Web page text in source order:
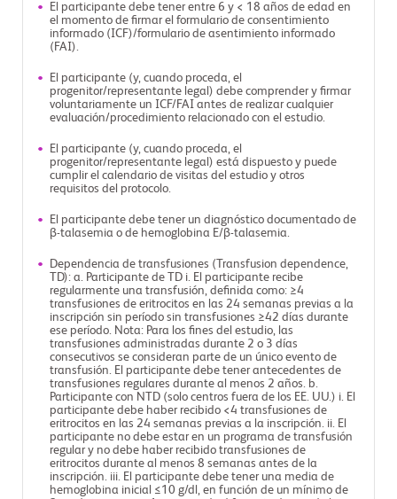
El participante debe tener entre 6 y < 18 años de edad en
el momento de firmar el formulario de consentimiento
informado (ICF)/formulario de asentimiento informado
(FAI).
El participante (y, cuando proceda, el
progenitor/representante legal) debe comprender y firmar
voluntariamente un ICF/FAI antes de realizar cualquier
evaluación/procedimiento relacionado con el estudio.
El participante (y, cuando proceda, el
progenitor/representante legal) está dispuesto y puede
cumplir el calendario de visitas del estudio y otros
requisitos del protocolo.
El participante debe tener un diagnóstico documentado de
β-talasemia o de hemoglobina E/β-talasemia.
Dependencia de transfusiones (Transfusion dependence,
TD): a. Participante de TD i. El participante recibe
regularmente una transfusión, definida como: ≥4
transfusiones de eritrocitos en las 24 semanas previas a la
inscripción sin período sin transfusiones ≥42 días durante
ese período. Nota: Para los fines del estudio, las
transfusiones administradas durante 2 o 3 días
consecutivos se consideran parte de un único evento de
transfusión. El participante debe tener antecedentes de
transfusiones regulares durante al menos 2 años. b.
Participante con NTD (solo centros fuera de los EE. UU.) i. El
participante debe haber recibido <4 transfusiones de
eritrocitos en las 24 semanas previas a la inscripción. ii. El
participante no debe estar en un programa de transfusión
regular y no debe haber recibido transfusiones de
eritrocitos durante al menos 8 semanas antes de la
inscripción. iii. El participante debe tener una media de
hemoglobina inicial ≤10 g/dl, en función de un mínimo de